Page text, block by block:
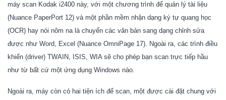
máy scan Kodak i2400 này, với một chương trình để quản lý tài liệu
(Nuance PaperPort 12) và một phần mềm nhận dạng ký tự quang học
(OCR) hay nói nôm na là chuyển các văn bản sang dạng chỉnh sửa
được như Word, Excel (Nuance OmniPage 17). Ngoài ra, các trình điều
khiển (driver) TWAIN, ISIS, WIA sẽ cho phép bạn scan trực tiếp hầu
như từ bất cứ một ứng dụng Windows nào.
Ngoài ra, máy còn có hai tiện ích để scan, một được cài đặt chung với